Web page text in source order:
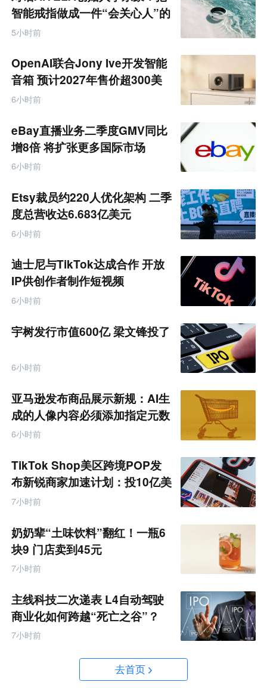
零
售
跨
境
产
业
互
联
网
智能戒指做成一件“会关心人”的
饰品
5小时前
OpenAI联合Jony Ive开发智能
音箱 预计2027年售价超300美
元
6小时前
eBay直播业务二季度GMV同比
增8倍 将扩张更多国际市场
6小时前
Etsy裁员约220人优化架构 二季
度总营收达6.683亿美元
6小时前
迪士尼与TikTok达成合作 开放
IP供创作者制作短视频
6小时前
宇树发行市值600亿 梁文锋投了
6小时前
亚马逊发布商品展示新规：AI生
成的人像内容必须添加指定元数
据
6小时前
TikTok Shop美区跨境POP发
布新锐商家加速计划：投10亿美
金资源帮扶四类商家
7小时前
奶奶辈“土味饮料”翻红！一瓶6
块9 门店卖到45元
7小时前
主线科技二次递表 L4自动驾驶
商业化如何跨越“死亡之谷”？
7小时前
去首页